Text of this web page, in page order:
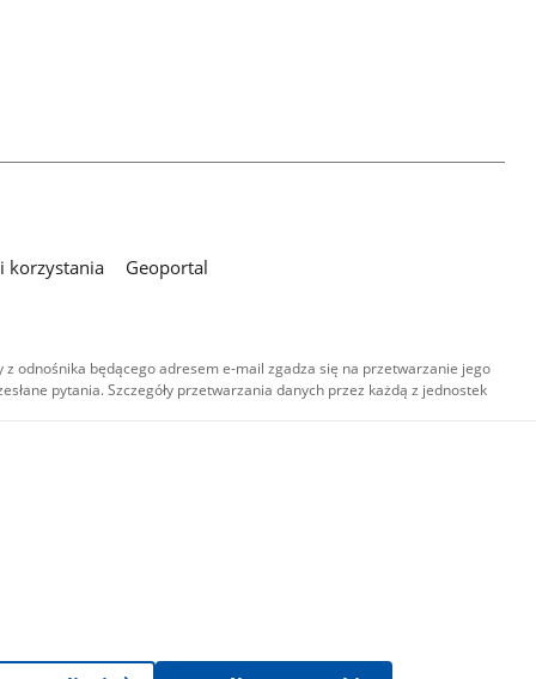
korzystania
Geoportal
odnośnika będącego adresem e-mail zgadza się na przetwarzanie jego
pytania. Szczegóły przetwarzania danych przez każdą z jednostek